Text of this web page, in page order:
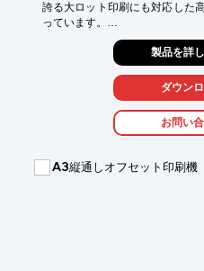
誇る大ロット印刷にも対応した
っています。
埼玉県の自社工場には、高性能
オペレーターが待機。
24時間体制で、大量印刷、店舗
チラシの印刷などにも対応いた
【特長】
製品を詳
ダウン
お問い
A3縦通しオフセット印刷機